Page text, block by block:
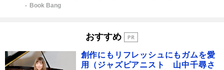
Book Bang
おすすめ
創作にもリフレッシュにもガムを愛
用（ジャズピアニスト 山中千尋さ